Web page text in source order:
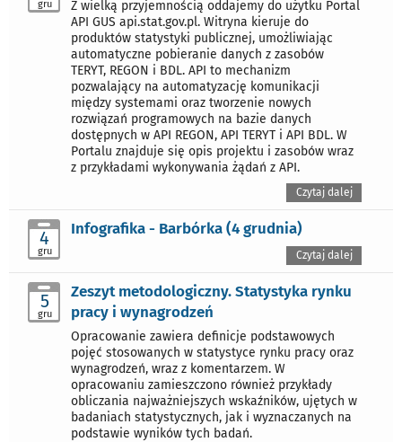
gru
Z wielką przyjemnością oddajemy do użytku Portal
API GUS api.stat.gov.pl. Witryna kieruje do
produktów statystyki publicznej, umożliwiając
automatyczne pobieranie danych z zasobów
TERYT, REGON i BDL. API to mechanizm
pozwalający na automatyzację komunikacji
między systemami oraz tworzenie nowych
rozwiązań programowych na bazie danych
dostępnych w API REGON, API TERYT i API BDL. W
Portalu znajduje się opis projektu i zasobów wraz
z przykładami wykonywania żądań z API.
Czytaj dalej
4
gru
Infografika - Barbórka (4 grudnia)
Czytaj dalej
5
gru
Zeszyt metodologiczny. Statystyka rynku
pracy i wynagrodzeń
Opracowanie zawiera definicje podstawowych
pojęć stosowanych w statystyce rynku pracy oraz
wynagrodzeń, wraz z komentarzem. W
opracowaniu zamieszczono również przykłady
obliczania najważniejszych wskaźników, ujętych w
badaniach statystycznych, jak i wyznaczanych na
podstawie wyników tych badań.